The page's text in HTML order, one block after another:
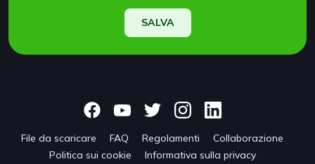
SALVA
File da scaricare FAQ Regolamenti
Collaborazione
Politica sui cookie
Informativa sulla privacy